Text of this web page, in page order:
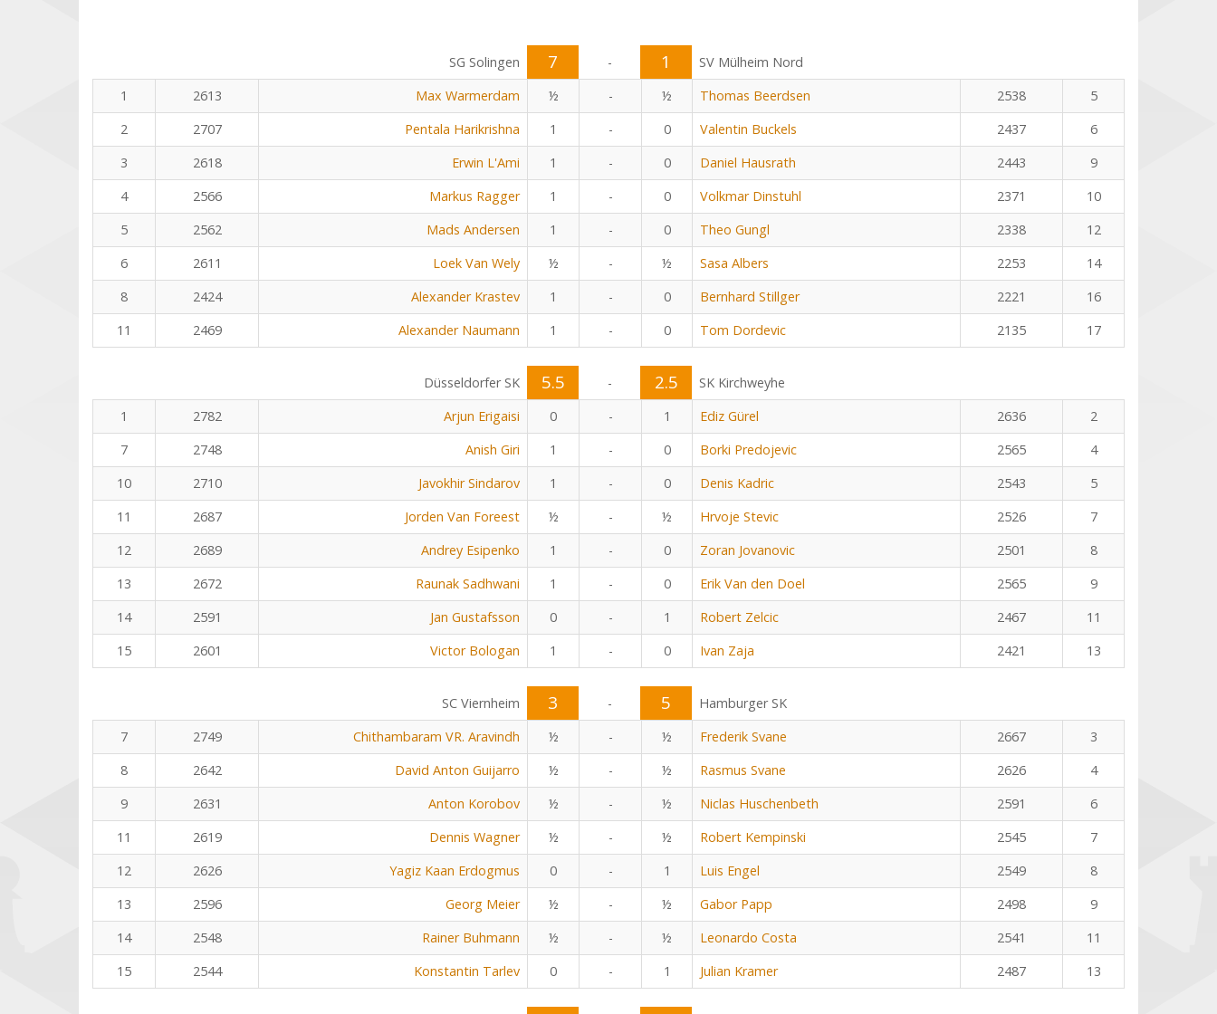
SG Solingen 7 - 1
SV Mülheim Nord
1
2613 Max Warmerdam ½ - ½ Thomas Beerdsen 2538
5
2
2707 Pentala Harikrishna 1 - 0 Valentin Buckels 2437
6
3
2618 Erwin L'Ami 1 - 0 Daniel Hausrath 2443
9
4
2566 Markus Ragger 1 - 0 Volkmar Dinstuhl 2371
10
5
2562 Mads Andersen 1 - 0 Theo Gungl 2338
12
6
2611 Loek Van Wely ½ - ½ Sasa Albers 2253
14
8
2424 Alexander Krastev 1 - 0 Bernhard Stillger 2221
16
11
2469 Alexander Naumann 1 - 0 Tom Dordevic 2135 17
Düsseldorfer SK 5.5 - 2.5
SK Kirchweyhe
1
2782 Arjun Erigaisi 0 - 1 Ediz Gürel 2636
2
7
2748 Anish Giri 1 - 0 Borki Predojevic 2565
4
10
2710 Javokhir Sindarov 1 - 0 Denis Kadric 2543
5
11
2687 Jorden Van Foreest ½ - ½ Hrvoje Stevic 2526
7
12
2689 Andrey Esipenko 1 - 0 Zoran Jovanovic 2501
8
13
2672 Raunak Sadhwani 1 - 0 Erik Van den Doel 2565
9
14
2591 Jan Gustafsson 0 - 1 Robert Zelcic 2467
11
15
2601 Victor Bologan 1 - 0 Ivan Zaja 2421 13
SC Viernheim 3 - 5
Hamburger SK
7
2749 Chithambaram VR. Aravindh ½ - ½ Frederik Svane 2667
3
8
2642 David Anton Guijarro ½ - ½ Rasmus Svane 2626
4
9
2631 Anton Korobov ½ - ½ Niclas Huschenbeth 2591
6
11
2619 Dennis Wagner ½ - ½ Robert Kempinski 2545
7
12
2626 Yagiz Kaan Erdogmus 0 - 1 Luis Engel 2549
8
13
2596 Georg Meier ½ - ½ Gabor Papp 2498
9
14
2548 Rainer Buhmann ½ - ½ Leonardo Costa 2541
11
15
2544 Konstantin Tarlev 0 - 1 Julian Kramer 2487 13